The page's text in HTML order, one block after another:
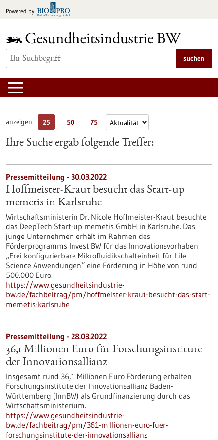
Inhalt
Powered by
suchen
anzeigen: 25 50 75
Ihre Suche ergab folgende Treffer:
Pressemitteilung - 30.03.2022
Hoffmeister-Kraut besucht das Start-up
memetis in Karlsruhe
Wirtschaftsministerin Dr. Nicole Hoffmeister-Kraut besuchte
das DeepTech Start-up memetis GmbH in Karlsruhe. Das
junge Unternehmen erhält im Rahmen des
Förderprogramms Invest BW für das Innovationsvorhaben
„Frei konfigurierbare Mikrofluidikschalteinheit für Life
Science Anwendungen“ eine Förderung in Höhe von rund
500.000 Euro.
https://www.gesundheitsindustrie-
bw.de/fachbeitrag/pm/hoffmeister-kraut-besucht-das-start-
memetis-karlsruhe
Pressemitteilung - 28.03.2022
36,1 Millionen Euro für Forschungsinstitute
der Innovationsallianz
Insgesamt rund 36,1 Millionen Euro Förderung erhalten
Forschungsinstitute der Innovationsallianz Baden-
Württemberg (InnBW) als Grundfinanzierung durch das
Wirtschaftsministerium.
https://www.gesundheitsindustrie-
bw.de/fachbeitrag/pm/361-millionen-euro-fuer-
forschungsinstitute-der-innovationsallianz